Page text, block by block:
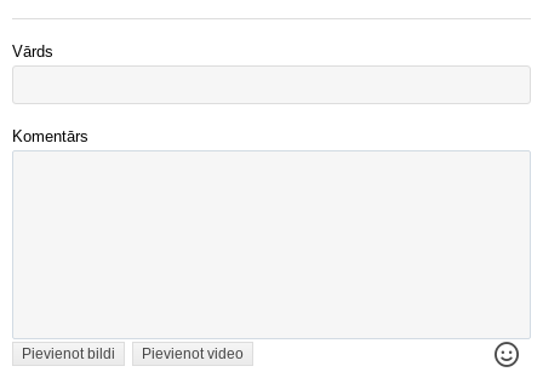
Vārds
Komentārs
Pievienot bildi Pievienot video